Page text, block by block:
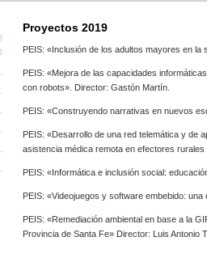
Proyectos 2019
PEIS: «Inclusión de los adultos mayores en
PEIS: «Mejora de las capacidades
con robots». Director: Gastón Martín.
PEIS: «Construyendo narrativas en nuevos
PEIS: «Desarrollo de una red telemática y de
asistencia médica remota en efectores
PEIS: «Informática e inclusión social:
PEIS: «Videojuegos y software embebido:
PEIS: «Remediación ambiental en base a la
Provincia de Santa Fe» Director: Luis Antonio